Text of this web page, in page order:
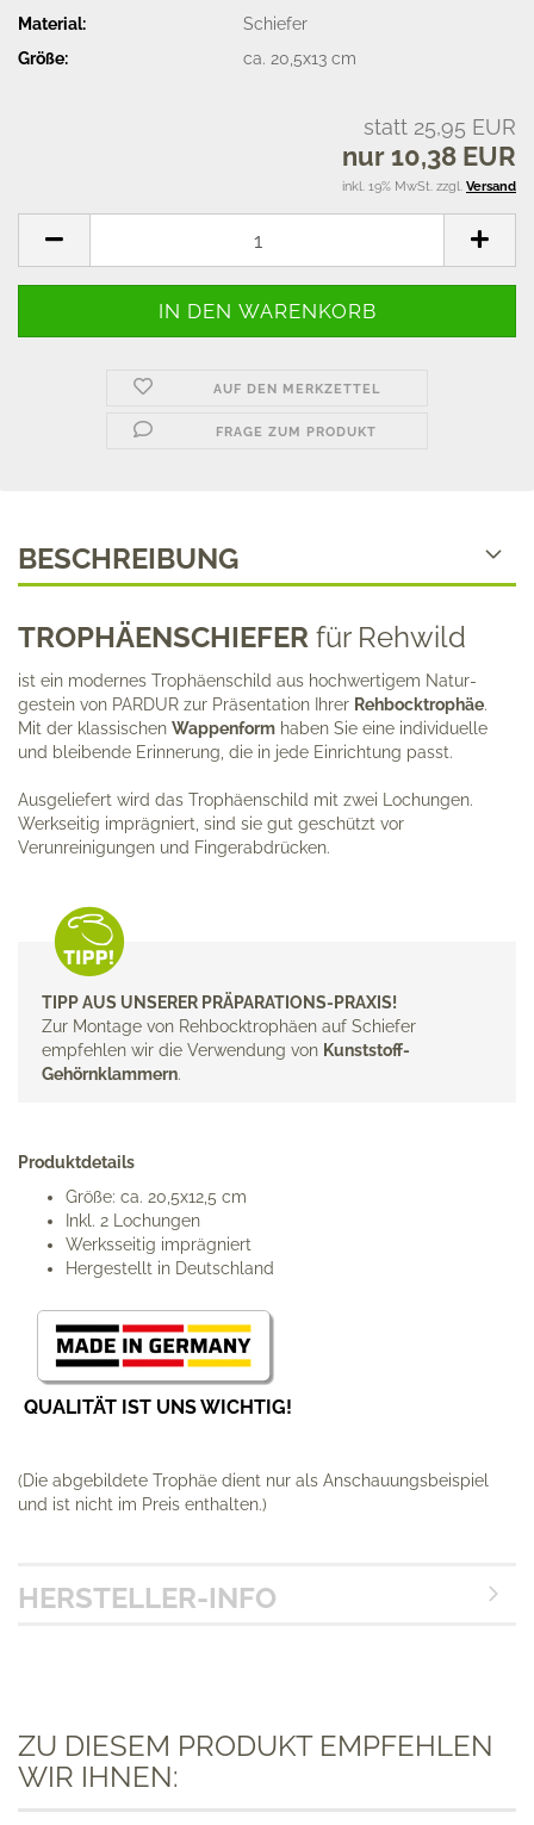
Material:
Schiefer
Größe:
ca. 20,5x13 cm
statt 25,95 EUR
nur 10,38 EUR
inkl. 19% MwSt. zzgl. Versand
AUF DEN MERKZETTEL
FRAGE ZUM PRODUKT
BESCHREIBUNG
TROPHÄENSCHIEFER für Rehwild
ist ein modernes Trophäenschild aus hochwertigem Natur­
gestein von PARDUR zur Präsentation Ihrer Rehbock­trophäe.
Mit der klassischen Wappenform haben Sie eine indi­vi­duelle
und bleibende Erinnerung, die in jede Einrichtung passt.
Ausgeliefert wird das Trophäenschild mit zwei Lochungen.
Werkseitig imprägniert, sind sie gut geschützt vor
Verunreinigungen und Fingerabdrücken.
TIPP AUS UNSERER PRÄPARATIONS-PRAXIS!
Zur Montage von Rehbocktrophäen auf Schiefer
empfehlen wir die Verwendung von Kunststoff-
Gehörnklammern.
Produktdetails
Größe: ca. 20,5x12,5 cm
Inkl. 2 Lochungen
Werksseitig imprägniert
Hergestellt in Deutschland
QUALITÄT IST UNS WICHTIG!
(Die abgebildete Trophäe dient nur als Anschauungs­beispiel
und ist nicht im Preis enthalten.)
HERSTELLER-INFO
ZU DIESEM PRODUKT EMPFEHLEN
WIR IHNEN: